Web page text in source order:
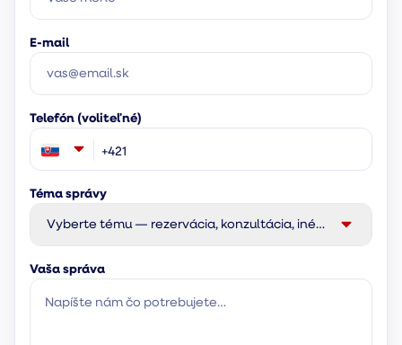
E-mail
Telefón (voliteľné)
Téma správy
Vyberte tému — rezervácia, konzultácia, iné…
Vaša správa